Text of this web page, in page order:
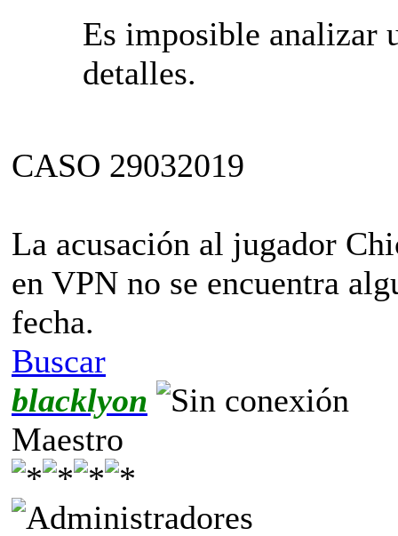
Es imposible analizar
detalles.
CASO 29032019
La acusación al jugador
en VPN no se encuentra
fecha.
Buscar
blacklyon
Maestro